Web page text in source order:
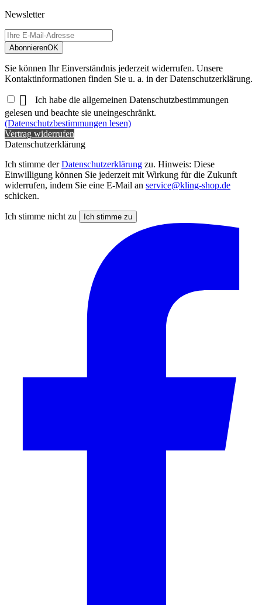
Newsletter
AbonnierenOK
Sie können Ihr Einverständnis jederzeit widerrufen. Unsere
Kontaktinformationen finden Sie u. a. in der Datenschutzerklärung.

Ich habe die allgemeinen Datenschutzbestimmungen
gelesen und beachte sie uneingeschränkt.
(Datenschutzbestimmungen lesen)
Vertrag widerrufen
Datenschutzerklärung
Ich stimme derDatenschutzerklärung zu. Hinweis: Diese
Einwilligung können Sie jederzeit mit Wirkung für die Zukunft
widerrufen, indem Sie eine E-Mail an service@kling-shop.de
schicken.
Ich stimme nicht zu Ich stimme zu